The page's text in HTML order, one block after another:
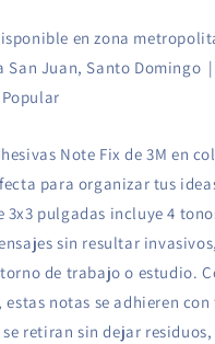
en zona
San Juan, Santo Domingo |
Note Fix de 3M en
para organizar tus
3x3 pulgadas incluye 4
sin resultar
de trabajo o estudio.
notas se adhieren con
retiran sin dejar